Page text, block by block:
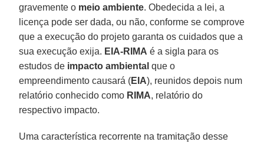
gravemente o meio ambiente. Obedecida a lei, a
licença pode ser dada, ou não, conforme se comprove
que a execução do projeto garanta os cuidados que a
sua execução exija. EIA-RIMA é a sigla para os
estudos de impacto ambiental que o
empreendimento causará (EIA), reunidos depois num
relatório conhecido como RIMA, relatório do
respectivo impacto.
Uma característica recorrente na tramitação desse